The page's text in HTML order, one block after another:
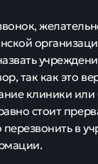
так как это
клиники
стоит
в